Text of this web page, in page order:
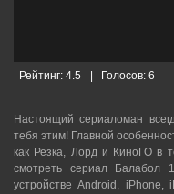
Рейтинг: 4.5 Голосов:6
Настоящий сериаломан
тебя этим! Главной
как Резка, Лорд и КиноГО в
смотреть cериал Балабол
устройстве Android,